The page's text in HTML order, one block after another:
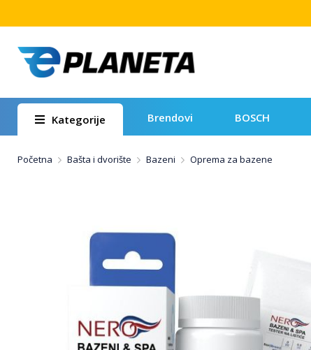
Kategorije Brendovi BOSCH
Početna Bašta i dvorište Bazeni Oprema za bazene